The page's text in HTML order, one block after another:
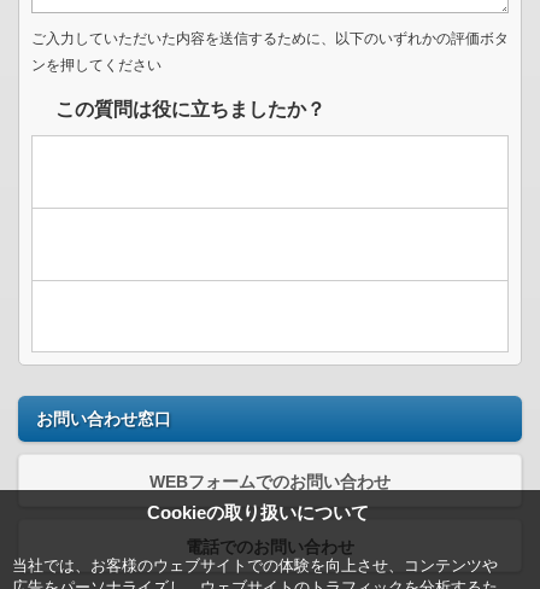
Cookieの取り扱いについて
当社では、お客様のウェブサイトでの体験を向上させ、コンテンツや
ご入力していただいた内容を送信するために、以下のいずれかの評価ボタ
ンを押してください
この質問は役に立ちましたか？
お問い合わせ窓口
WEBフォームでのお問い合わせ
電話でのお問い合わせ